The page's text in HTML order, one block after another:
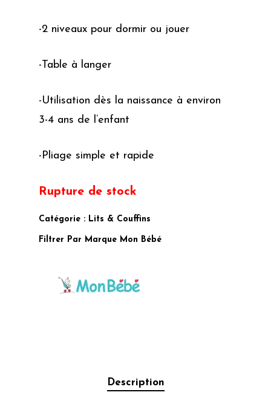
-2 niveaux pour dormir ou jouer
-Table à langer
-Utilisation dès la naissance à environ
3-4 ans de l’enfant
-Pliage simple et rapide
Rupture de stock
Catégorie : Lits & Couffins
Filtrer Par Marque Mon Bébé
Description